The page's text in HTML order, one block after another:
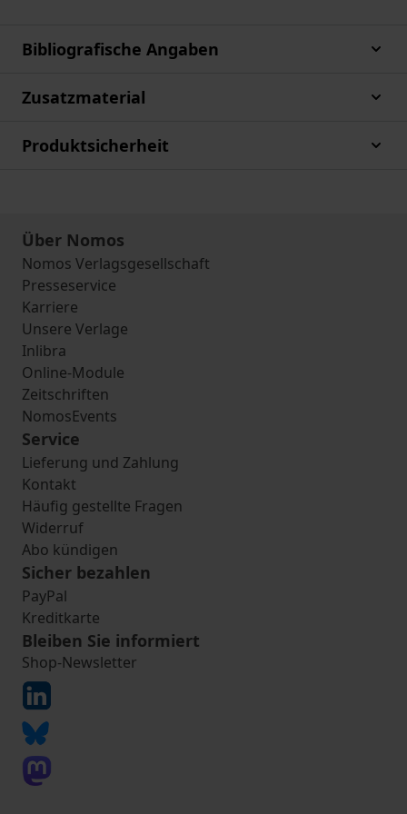
Bibliografische Angaben
Zusatzmaterial
Produktsicherheit
Über Nomos
Nomos Verlagsgesellschaft
Presseservice
Karriere
Unsere Verlage
Inlibra
Online-Module
Zeitschriften
NomosEvents
Service
Lieferung und Zahlung
Kontakt
Häufig gestellte Fragen
Widerruf
Abo kündigen
Sicher bezahlen
PayPal
Kreditkarte
Bleiben Sie informiert
Shop-Newsletter